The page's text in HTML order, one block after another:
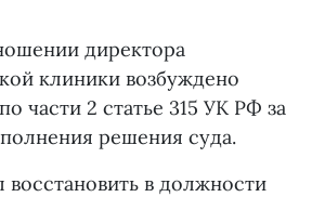
директора
клиники возбуждено
части 2 статье 315 УК РФ за
решения суда.
восстановить в должности